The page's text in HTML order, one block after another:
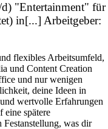
"Entertainment" für
in[...] Arbeitgeber:
flexibles Arbeitsumfeld,
und Content Creation
und nur wenigen
deine Ideen in
wertvolle Erfahrungen
eine spätere
Festanstellung, was dir